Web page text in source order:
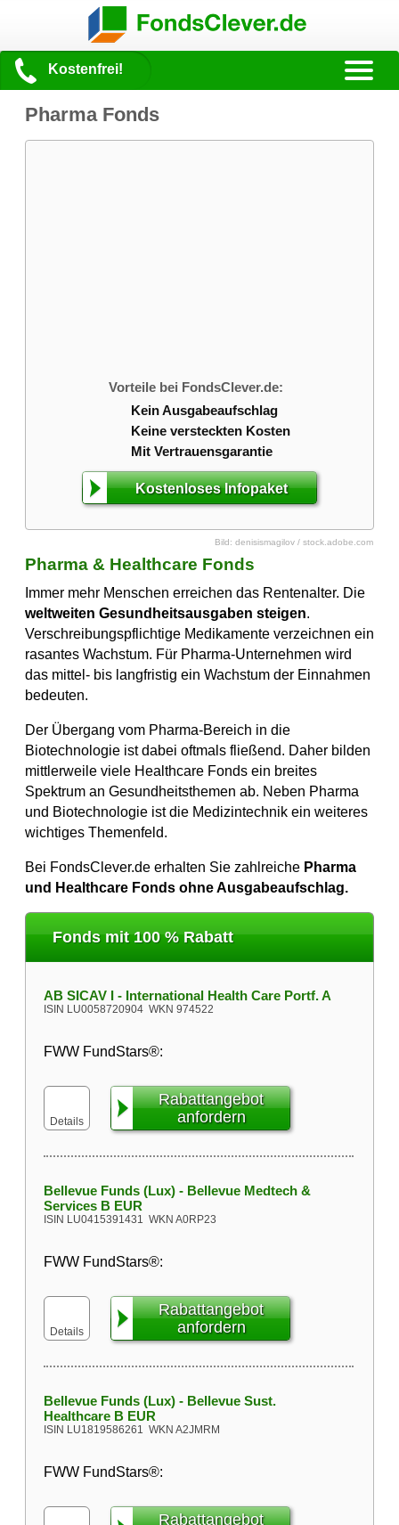
Kostenfrei!
Pharma Fonds
Bild: denisismagilov / stock.adobe.com
Vorteile bei FondsClever.de:
Kein Ausgabeaufschlag
Keine versteckten Kosten
Mit Vertrauensgarantie
Kostenloses Infopaket
Pharma & Healthcare Fonds
Immer mehr Menschen erreichen das Rentenalter. Die
weltweiten Gesundheitsausgaben steigen.
Verschreibungs­pflichtige Medikamente verzeichnen ein
rasantes Wachstum. Für Pharma-Unternehmen wird
das mittel- bis langfristig ein Wachstum der Einnahmen
bedeuten.
Der Übergang vom Pharma-Bereich in die
Biotechnologie ist dabei oftmals fließend. Daher bilden
mittlerweile viele Healthcare Fonds ein breites
Spektrum an Gesundheitsthemen ab. Neben Pharma
und Biotechnologie ist die Medizintechnik ein weiteres
wichtiges Themenfeld.
Bei FondsClever.de erhalten Sie zahlreiche Pharma
und Healthcare Fonds ohne Ausgabeaufschlag.
Fonds mit 100 % Rabatt
AB SICAV I - International Health Care Portf. A
ISIN LU0058720904 WKN 974522
FWW FundStars®:
Details
Rabattangebot
anfordern
Bellevue Funds (Lux) - Bellevue Medtech &
Services B EUR
ISIN LU0415391431 WKN A0RP23
FWW FundStars®:
Details
Rabattangebot
anfordern
Bellevue Funds (Lux) - Bellevue Sust.
Healthcare B EUR
ISIN LU1819586261 WKN A2JMRM
FWW FundStars®:
Rabattangebot